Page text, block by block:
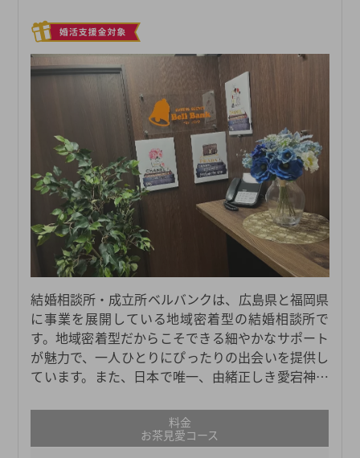
結婚相談所・成立所ベルバンクは、広島県と福岡県
に事業を展開している地域密着型の結婚相談所で
す。地域密着型だからこそできる細やかなサポート
が魅力で、一人ひとりにぴったりの出会いを提供し
ています。また、日本で唯一、由緒正しき愛宕神社
所以上あり日本を代表する神社となり、その中でも
日本三大愛宕といわれる福岡・愛宕神社より公認さ
料金
お茶見愛コース